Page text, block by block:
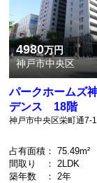
4980万円
神戸市中央区
パークホームズ
デンス 18階
神戸市中央区栄町通7-
占有面積 ： 75.49m²
間取り
： 2LDK
築年数
： 2年